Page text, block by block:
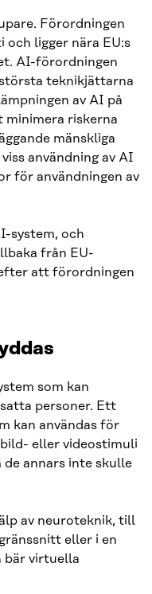
Förordningen
ligger nära EU:s
AI-förordningen
teknikjättarna
av AI på
minimera riskerna
mänskliga
användning av AI
för användningen av
system, och
från EU-
att förordningen
som kan
personer. Ett
kan användas för
eller videostimuli
annars inte skulle
av neuroteknik, till
eller i en
bär virtuella